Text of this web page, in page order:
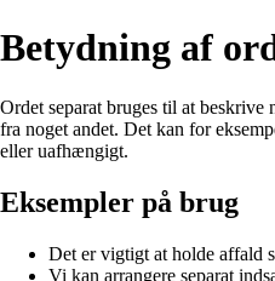
Betydning af
Ordet separat bruges til at
fra noget andet. Det kan for
eller uafhængigt.
Eksempler på brug
Det er vigtigt at holde affald
Vi kan arrangere separat